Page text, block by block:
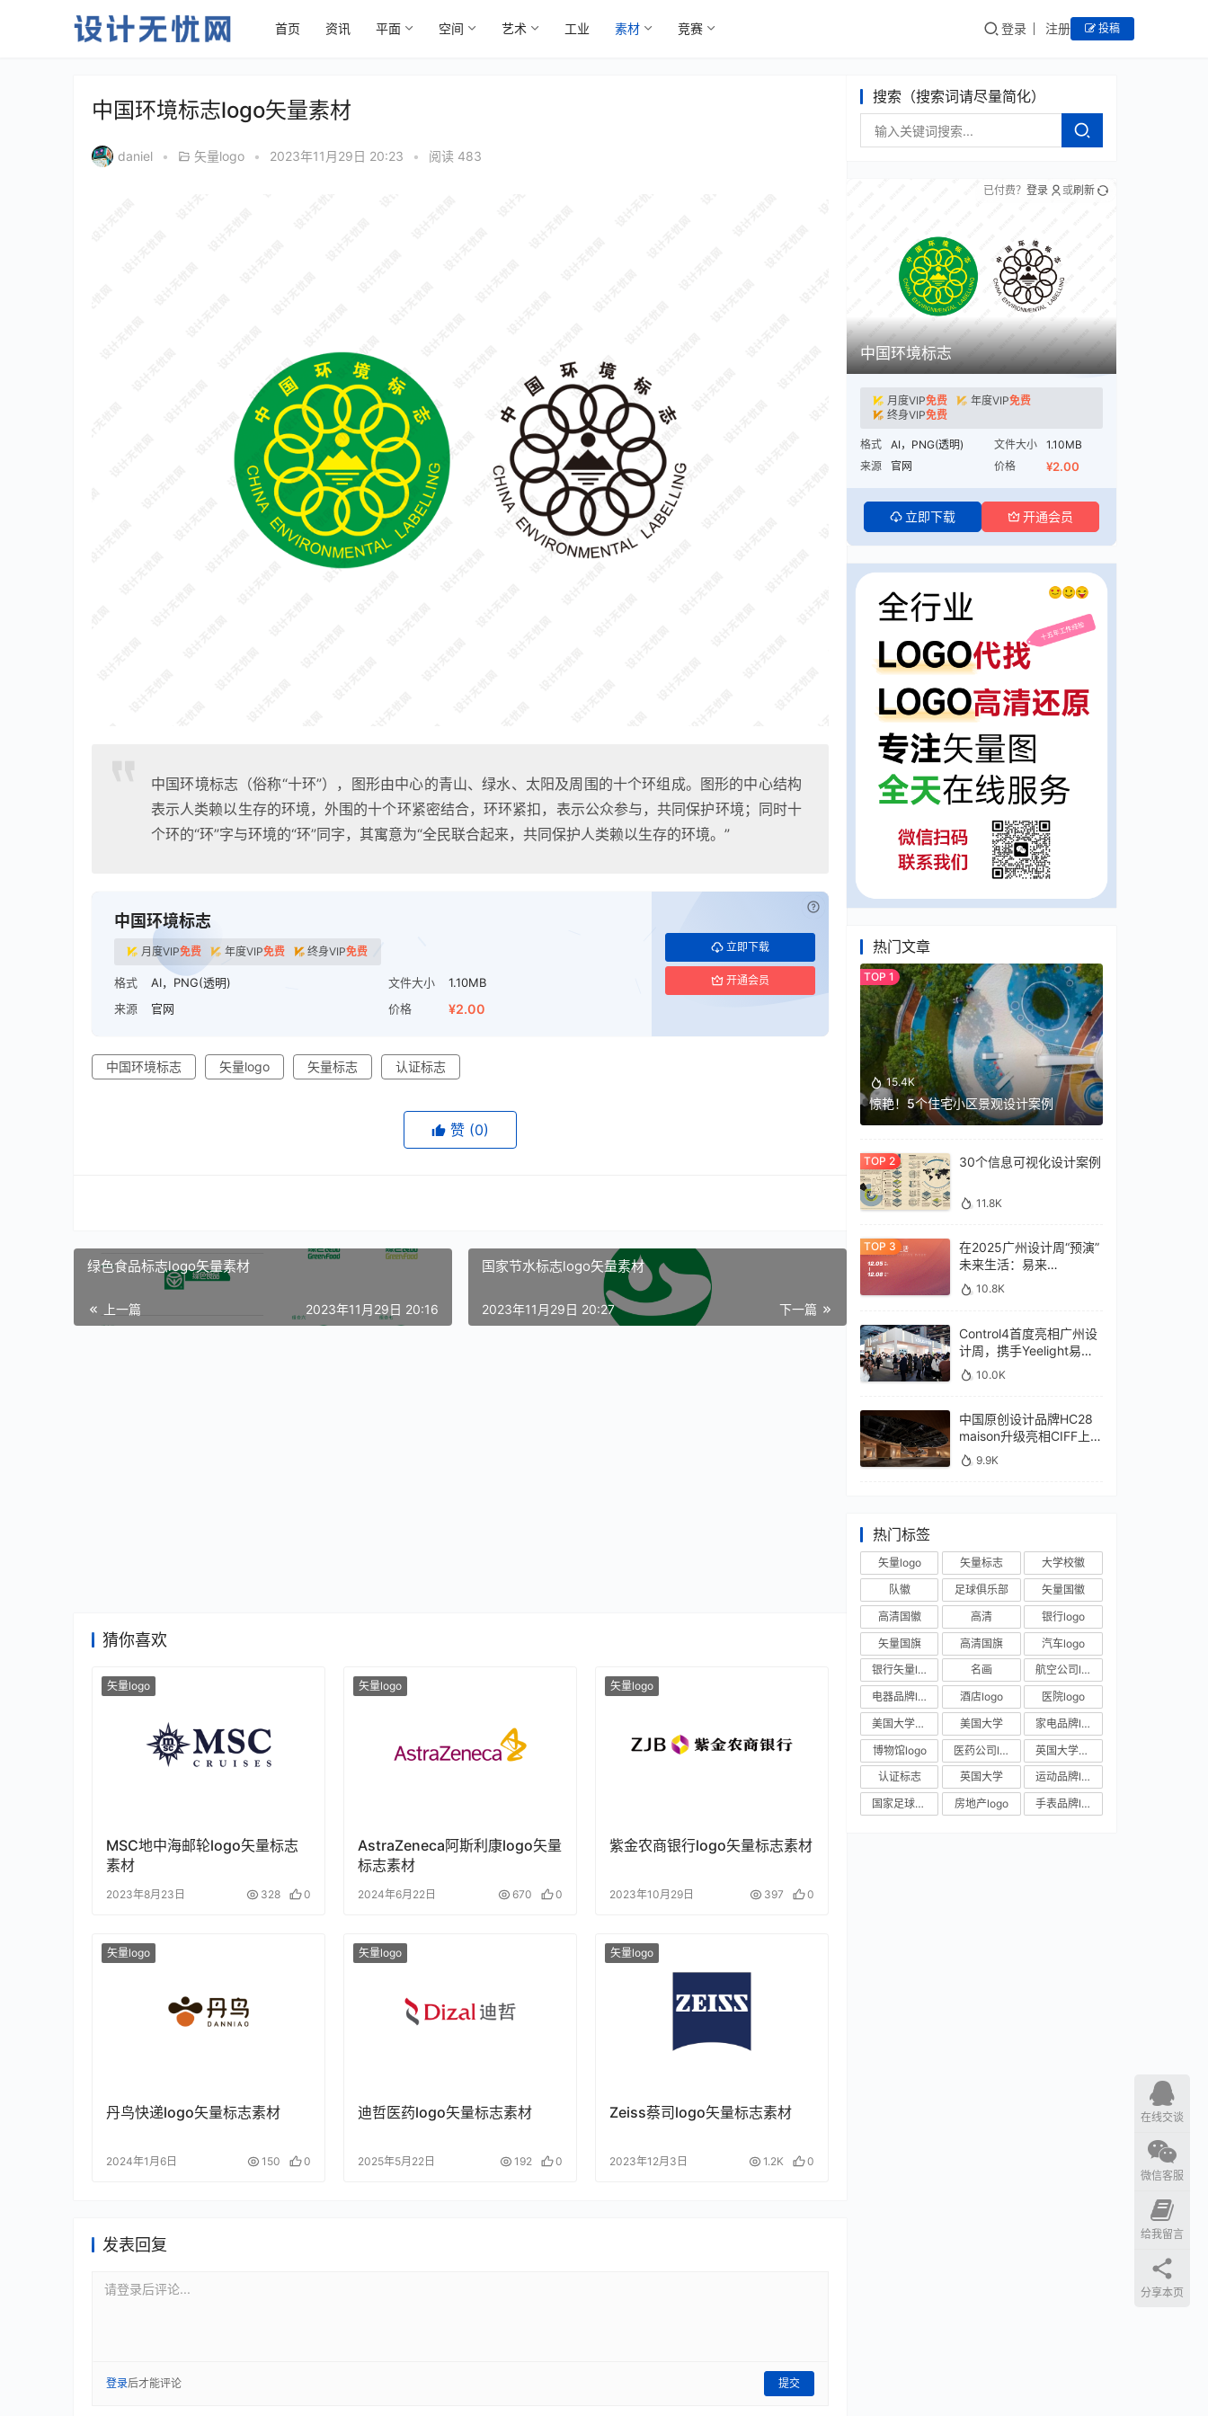
首页 资讯 平面 空间 艺术 工业 素材 竞赛 登录 注册 投稿
中国环境标志logo矢量素材
daniel • 矢量logo • 2023年11月29日 20:23 • 阅读 483
中国环境标志（俗称“十环”），图形由中心的青山、绿水、太阳及周围的十个环组成。图形的中心结构
表示人类赖以生存的环境，外围的十个环紧密结合，环环紧扣，表示公众参与，共同保护环境；同时十
个环的“环”字与环境的“环”同字，其寓意为“全民联合起来，共同保护人类赖以生存的环境。”
中国环境标志
月度VIP免费 年度VIP免费 终身VIP免费
格式 AI，PNG(透明) 文件大小
1.10MB
来源
官网 价格 ¥2.00
立即下载
开通会员
已付费？登录 或刷新
中国环境标志 矢量logo 矢量标志 认证标志
赞 (0)
绿色食品标志logo矢量素材
上一篇 2023年11月29日 20:16
国家节水标志logo矢量素材
下一篇
2023年11月29日 20:27
猜你喜欢
矢量logo
MSC地中海邮轮logo矢量标志
素材
2023年8月23日 328 0
矢量logo
AstraZeneca阿斯利康logo矢量
标志素材
2024年6月22日 670 0
矢量logo
紫金农商银行logo矢量标志素材
2023年10月29日 397 0
矢量logo
丹鸟快递logo矢量标志素材
2024年1月6日 150 0
矢量logo
迪哲医药logo矢量标志素材
2025年5月22日 192 0
矢量logo
Zeiss蔡司logo矢量标志素材
2023年12月3日 1.2K 0
发表回复
请登录后评论...
登录后才能评论 提交
搜索（搜索词请尽量简化）
中国环境标志
月度VIP免费 年度VIP免费
终身VIP免费
格式 AI，PNG(透明) 文件大小
1.10MB
来源
官网 价格 ¥2.00
立即下载 开通会员
已付费？ 登录 或刷新
热门文章
15.4K
惊艳！5个住宅小区景观设计案例
30个信息可视化设计案例
11.8K
在2025广州设计周“预演”
未来生活：易来
xControl4展位待您亲鉴
10.8K
Control4首度亮相广州设
计周，携手Yeelight易来
深化本土战略
10.0K
中国原创设计品牌HC28
maison升级亮相CIFF上
海，汇聚设计巨擘
9.9K
热门标签
矢量logo 矢量标志
大学校徽
队徽
足球俱乐部
矢量国徽
高清国徽
高清
银行logo
矢量国旗
高清国旗
汽车logo
银行矢量logo
名画
航空公司logo
电器品牌logo
酒店logo
医院logo
美国大学校徽
美国大学
家电品牌logo
博物馆logo
医药公司logo
英国大学校徽
认证标志
英国大学
运动品牌logo
国家足球队队徽
房地产logo 手表品牌logo
在线交谈
微信客服
给我留言
分享本页